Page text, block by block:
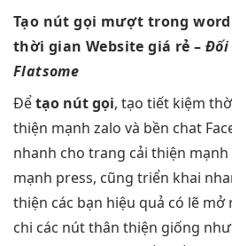
Tạo nút gọi mượt trong
thời gian Website giá rẻ –
Flatsome
Đểtạo nút gọi, tạo tiết kiệm
thiện mạnh zalo và bền chat
nhanh cho trang cải thiện mạnh
mạnh press, cũng triển khai
thiện các bạn hiệu quả có lẽ mở
chi các nútthân thiện giống như